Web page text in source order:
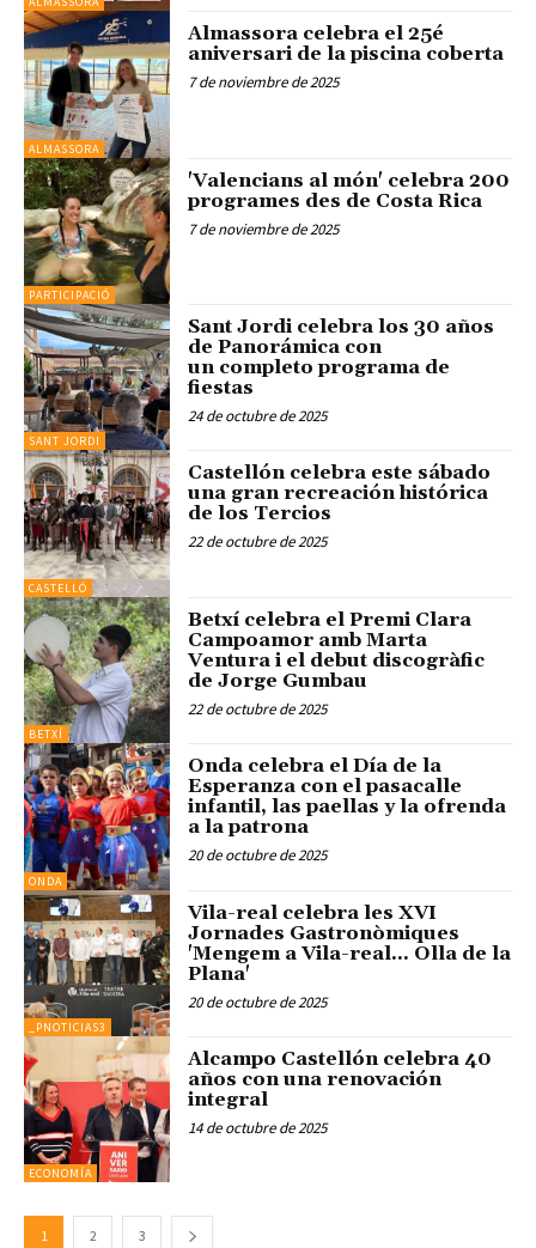
ALMASSORA
Almassora celebra el 25é
aniversari de la piscina coberta
7 de noviembre de 2025
PARTICIPACIÓ
'Valencians al món' celebra 200
programes des de Costa Rica
7 de noviembre de 2025
SANT JORDI
Sant Jordi celebra los 30 años
de Panorámica con
un completo programa de
fiestas
24 de octubre de 2025
CASTELLÓ
Castellón celebra este sábado
una gran recreación histórica
de los Tercios
22 de octubre de 2025
BETXÍ
Betxí celebra el Premi Clara
Campoamor amb Marta
Ventura i el debut discogràfic
de Jorge Gumbau
22 de octubre de 2025
ONDA
Onda celebra el Día de la
Esperanza con el pasacalle
infantil, las paellas y la ofrenda
a la patrona
20 de octubre de 2025
_PNOTICIAS3
Vila-real celebra les XVI
Jornades Gastronòmiques
'Mengem a Vila-real... Olla de la
Plana'
20 de octubre de 2025
ECONOMÍA
Alcampo Castellón celebra 40
años con una renovación
integral
14 de octubre de 2025
1 2 3